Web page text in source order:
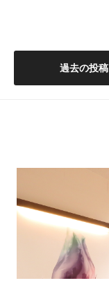
稿
ー
過去の投稿